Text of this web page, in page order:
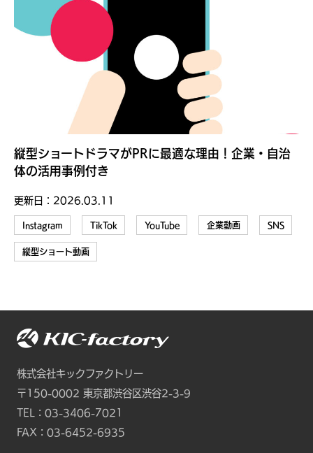
縦型ショートドラマがPRに最適な理由！企業・自治
体の活用事例付き
更新日： 2026.03.11
Instagram TikTok YouTube 企業動画 SNS
縦型ショート動画
株式会社キックファクトリー
〒150-0002 東京都渋谷区渋谷2-3-9
TEL： 03-3406-7021
FAX：03-6452-6935